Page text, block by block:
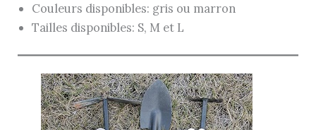
Couleurs disponibles: gris ou marron
Tailles disponibles: S, M et L